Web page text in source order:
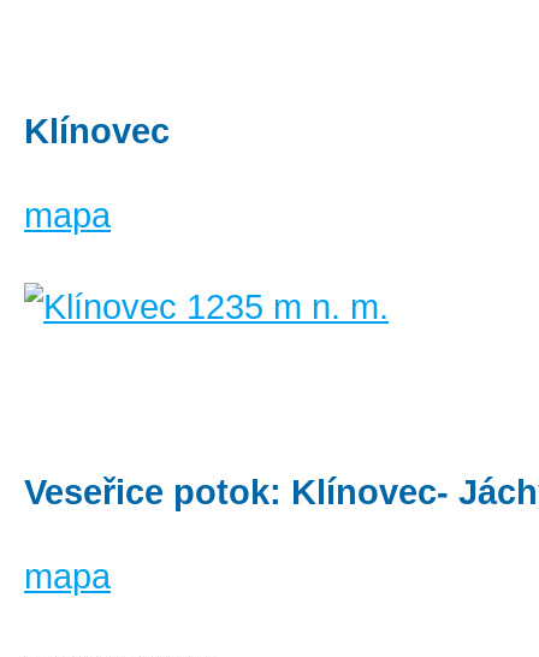
Klínovec
mapa
Veseřice potok: Klínovec-
mapa